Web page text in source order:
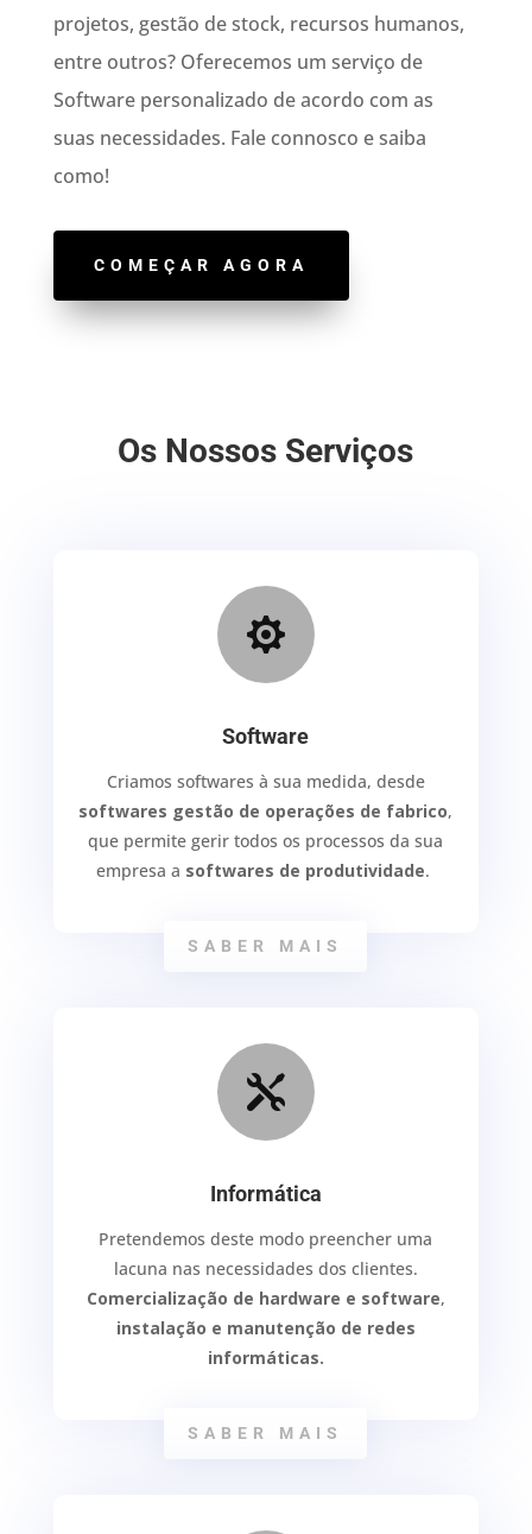
projetos, gestão de stock, recursos humanos,
entre outros? Oferecemos um serviço de
Software personalizado de acordo com as
suas necessidades. Fale connosco e saiba
como!
COMEÇAR AGORA
Os Nossos Serviços

Software
Criamos softwares à sua medida, desde
softwares gestão de operações de fabrico,
que permite gerir todos os processos da sua
empresa a softwares de produtividade.
SABER MAIS

Informática
Pretendemos deste modo preencher uma
lacuna nas necessidades dos clientes.
Comercialização de hardware e software,
instalação e manutenção de redes
informáticas.
SABER MAIS